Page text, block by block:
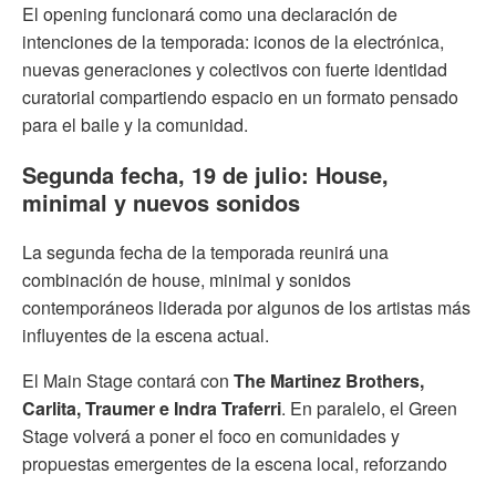
El opening funcionará como una declaración de
intenciones de la temporada: iconos de la electrónica,
nuevas generaciones y colectivos con fuerte identidad
curatorial compartiendo espacio en un formato pensado
para el baile y la comunidad.
Segunda fecha, 19 de julio: House,
minimal y nuevos sonidos
La segunda fecha de la temporada reunirá una
combinación de house, minimal y sonidos
contemporáneos liderada por algunos de los artistas más
influyentes de la escena actual.
El Main Stage contará con The Martinez Brothers,
Carlita, Traumer e Indra Traferri. En paralelo, el Green
Stage volverá a poner el foco en comunidades y
propuestas emergentes de la escena local, reforzando